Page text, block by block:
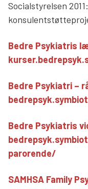
Socialstyrelsen
Bedre Psykiatris
Bedre Psykiatri –
Bedre Psykiatris
parorende/
SAMHSA Family